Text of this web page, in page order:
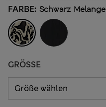
FARBE: Schwarz Melange
GRÖSSE